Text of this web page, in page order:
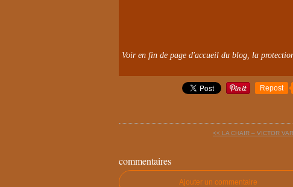
Voir en fin de page d'accueil du blog, la
Repost
<< LA CHAIR – VICTOR
commentaires
Ajouter un commentaire